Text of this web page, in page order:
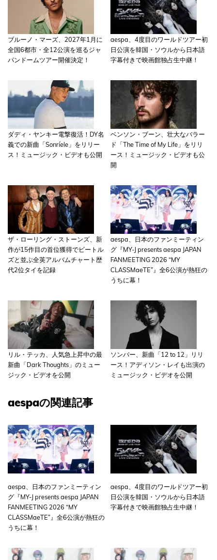
ブルーノ・マーズ、2027年1月に
全国6都市・全12公演を巡るジャ
パンドームツアー開催決定！
aespa、4度目のワールドツアー初
日公演を韓国・ソウルから日本語
字幕付きで映画館独占生中継！
ダディ・ヤンキー電撃復活！DY名
義での新曲「Sonríele」をリリー
ス！ミュージック・ビデオも公開
ベンソン・ブーン、壮大なバラー
ド「The Time of My Life」をリリ
ース！ミュージック・ビデオも公
開
ザ・ローリング・ストーンズ、新
作が15作目の首位獲得でビートル
ズと並ぶ全英アルバムチャート歴
代2位タイを記録
aespa、日本のファンミーティン
グ『MY-J presents aespa JAPAN
FANMEETING 2026 “MY
CLASSMaeTE”』全6公演が熱狂の
うちに幕！
リル・テッカ、人気急上昇中の最
新曲「Dark Thoughts」のミュー
ジック・ビデオを公開
ソンバー、新曲「12 to 12」リリ
ース！アディソン・レイも出演の
ミュージック・ビデオを公開
aespaの関連記事
aespa、日本のファンミーティン
グ『MY-J presents aespa JAPAN
FANMEETING 2026 “MY
CLASSMaeTE”』全6公演が熱狂の
うちに幕！
aespa、4度目のワールドツアー初
日公演を韓国・ソウルから日本語
字幕付きで映画館独占生中継！